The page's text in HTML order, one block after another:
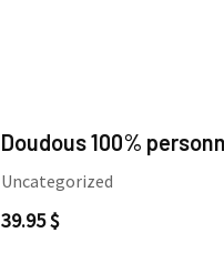
Doudous 100%
Uncategorized
39.95$